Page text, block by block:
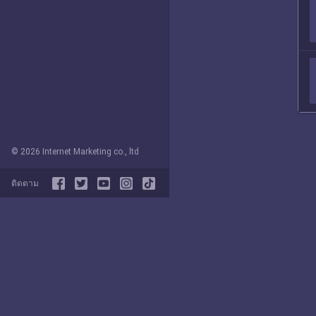
© 2026 Internet Marketing co., ltd
ติดตาม